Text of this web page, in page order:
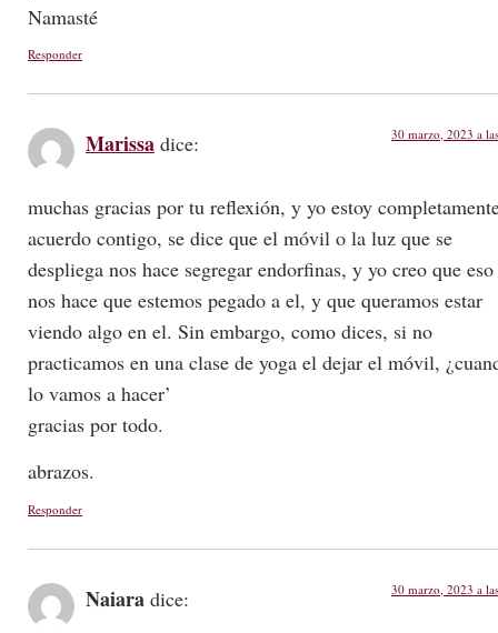
Namasté
Responder
Marissa dice: 30 marzo, 2023 a
muchas gracias por tu reflexión, y yo estoy
acuerdo contigo, se dice que el móvil o la luz que se
despliega nos hace segregar endorfinas, y yo creo que eso
nos hace que estemos pegado a el, y que queramos estar
viendo algo en el. Sin embargo, como dices, si no
practicamos en una clase de yoga el dejar el móvil,
lo vamos a hacer’
gracias por todo.
abrazos.
Responder
Naiara dice: 30 marzo, 2023 a